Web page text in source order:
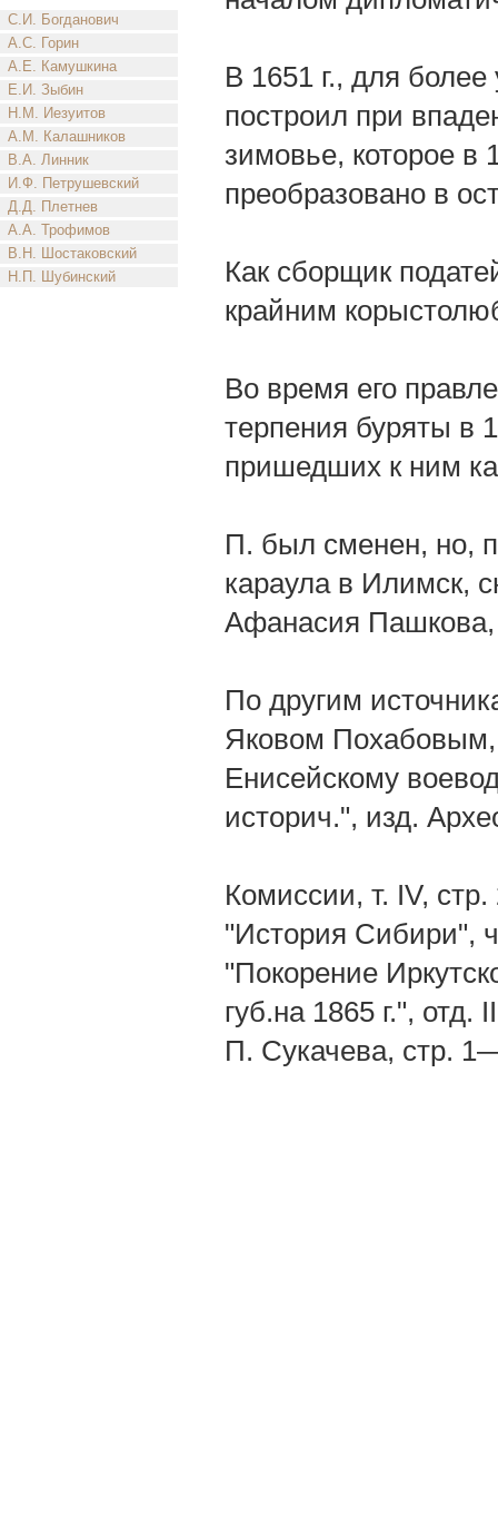
С.И. Богданович
А.С. Горин
А.Е. Камушкина
Е.И. Зыбин
Н.М. Иезуитов
А.М. Калашников
В.А. Линник
И.Ф. Петрушевский
Д.Д. Плетнев
А.А. Трофимов
В.Н. Шостаковский
Н.П. Шубинский
В 1651 г., для более
построил при
зимовье, которое в
преобразовано в
Как сборщик
крайним
Во время его
терпения буряты в
пришедших к ним
П. был сменен, но,
караула в Илимск,
Афанасия Пашкова,
По другим
Яковом
Енисейскому
историч.", изд.
Комиссии, т. IV,
"История Сибири",
"Покорение
губ.на 1865 г.",
П. Сукачева, стр.